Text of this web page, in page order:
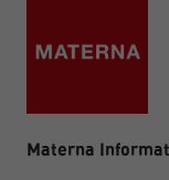
Materna